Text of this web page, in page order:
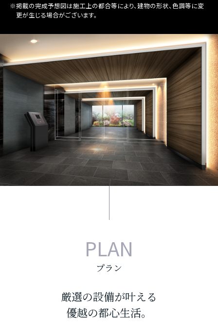
※掲載の完成予想図は施工上の都合等により、建物の形状、色調等に変
更が生じる場合がございます。
PLAN
プラン
厳選の設備が叶える
優越の都心生活。